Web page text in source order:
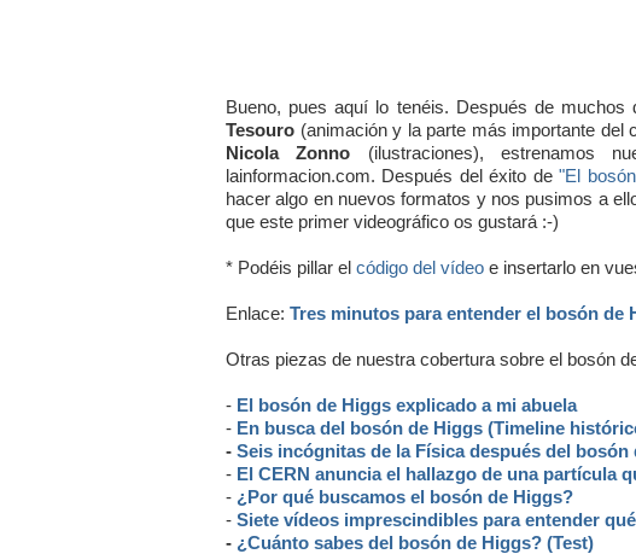
Bueno, pues aquí lo tenéis. Después de
Tesouro (animación y la parte más importante del
Nicola Zonno (ilustraciones), estrenamos
lainformacion.com. Después del éxito de"El
hacer algo en nuevos formatos y nos pusimos a
que este primer videográfico os gustará :-)
* Podéis pillar el código del vídeo e insertarlo en
Enlace: Tres minutos para entender el bosón de
Otras piezas de nuestra cobertura sobre el bosón
- El bosón de Higgs explicado a mi abuela
- En busca del bosón de Higgs (Timeline
- Seis incógnitas de la Física después del bosón
- El CERN anuncia el hallazgo de una partícula
- ¿Por qué buscamos el bosón de Higgs?
- Siete vídeos imprescindibles para entender
- ¿Cuánto sabes del bosón de Higgs? (Test)